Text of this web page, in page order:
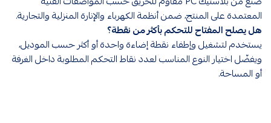
المعتمدة على المنتج، ضمن أنظمة الكهرباء والإنارة المنزلية والتجارية.
هل يصلح المفتاح للتحكم بأكثر من نقطة؟
يستخدم لتشغيل وإطفاء نقطة إضاءة واحدة أو أكثر حسب الموديل،
ويفضّل اختيار النوع المناسب لعدد نقاط التحكم المطلوبة داخل الغرفة
أو المساحة.